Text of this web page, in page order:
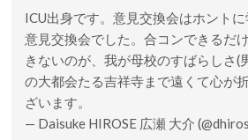
ICU出身です。意見交換会はホント
意見交換会でした。合コンできるだ
きないのが、我が母校のすばらしさ(
の大都会たる吉祥寺まで遠くて心が
ざいます。
— Daisuke HIROSE 広瀬 大介